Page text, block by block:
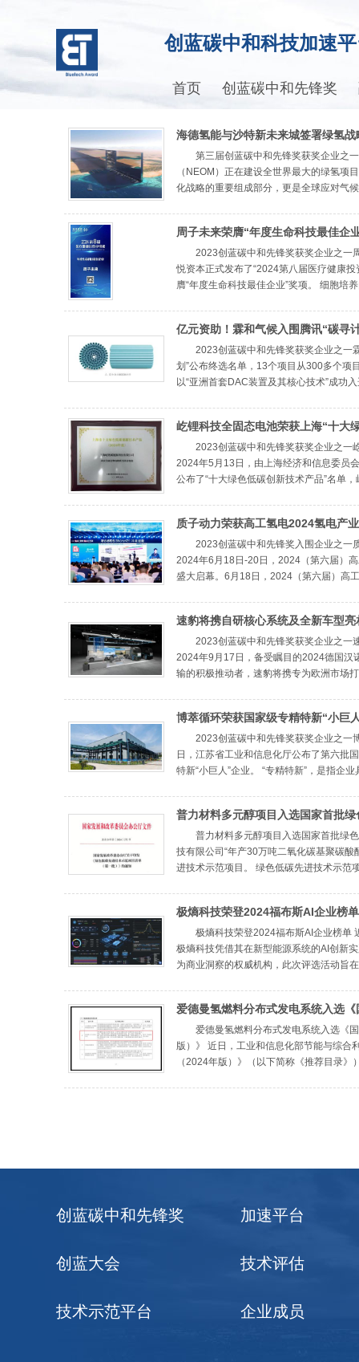
创蓝碳中和科技加速
首页 创蓝碳中和先锋奖
海德氢能与沙特新未来城签署绿氢战
第三届创蓝碳中和先锋奖获奖企业之
（NEOM）正在建设全世界最大的绿氢项
化战略的重要组成部分，更是全球应对气
周子未来荣膺“年度生命科技最佳企
2023创蓝碳中和先锋奖获奖企业之一
悦资本正式发布了“2024第八届医疗健康
膺“年度生命科技最佳企业”奖项。 细胞培
亿元资助！霖和气候入围腾讯“碳寻
目名单！
2023创蓝碳中和先锋奖获奖企业之一
划”公布终选名单，13个项目从300多个项
以“亚洲首套DAC装置及其核心技术”成功
屹锂科技全固态电池荣获上海“十大
新技术产品”称号
2023创蓝碳中和先锋奖获奖企业之一
2024年5月13日，由上海经济和信息委员
公布了“十大绿色低碳创新技术产品”名单
质子动力荣获高工氢电2024氢电产
SOEC代表企业
2023创蓝碳中和先锋奖入围企业之一
2024年6月18日-20日，2024（第六届）
盛大启幕。6月18日，2024（第六届）高
速豹将携自研核心系统及全新车型
国际商用车展
2023创蓝碳中和先锋奖获奖企业之一
2024年9月17日，备受瞩目的2024德国汉
输的积极推动者，速豹将携专为欧洲市场
博萃循环荣获国家级专精特新“小巨
称号2023创蓝碳中和先锋奖获奖企业之一
日，江苏省工业和信息化厅公布了第六批
特新“小巨人”企业。 “专精特新”，是指企
普力材料多元醇项目入选国家首批绿
技术示范项目
普力材料多元醇项目入选国家首批绿
技有限公司“年产30万吨二氧化碳基聚碳
进技术示范项目。 绿色低碳先进技术示范
极熵科技荣登2024福布斯AI企业榜单
极熵科技荣登2024福布斯AI企业榜单
极熵科技凭借其在新型能源系统的AI创新
为商业洞察的权威机构，此次评选活动旨
爱德曼氢燃料分布式发电系统入选
信息化领域节能降碳技术装备推荐
版）》
爱德曼氢燃料分布式发电系统入选《
版）》 近日，工业和信息化部节能与综合
（2024年版）》（以下简称《推荐目录
创蓝碳中和先锋奖
创蓝大会
技术示范平台
加速平台
技术评估
企业成员